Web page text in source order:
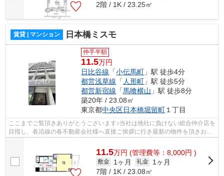
2階 / 1K / 23.25㎡
賃貸 | マンション 日本橋ミスモ
仲手半額
11.5万円
日比谷線 「小伝馬町 」駅 徒歩4分
都営浅草線 「 人形町 」駅 徒歩5分
都営新宿線 「馬喰横山 」駅 徒歩8分
築20年 / 23.08㎡
東京都中央区日本橋堀留町１丁目
ここまでご覧頂きありがとうございます♪当社は他社に負けない総合仲介店を
目指し、各沿線の各不動産会社様へ直接ご挨拶に行き最新の物件を頂きお客
11.5万円 (管理費等：8,000円 )
敷金 1ヶ月 礼金
1ヶ月
7階 / 1K / 23.08㎡